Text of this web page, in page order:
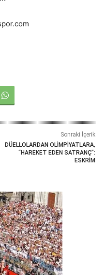
Sonraki İçerik
DÜELLOLARDAN OLİMPİYATLARA,
“HAREKET EDEN SATRANÇ”:
ESKRİM